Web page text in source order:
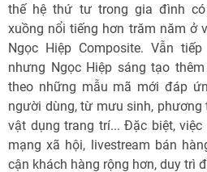
thế hệ thứ tư trong gia đình
xuồng nổi tiếng hơn trăm năm ở
Ngọc Hiệp Composite. Vẫn
nhưng Ngọc Hiệp sáng tạo
theo những mẫu mã mới đáp
người dùng, từ mưu sinh, phương
vật dụng trang trí... Đặc biệt,
mạng xã hội, livestream bán
cận khách hàng rộng hơn, duy trì